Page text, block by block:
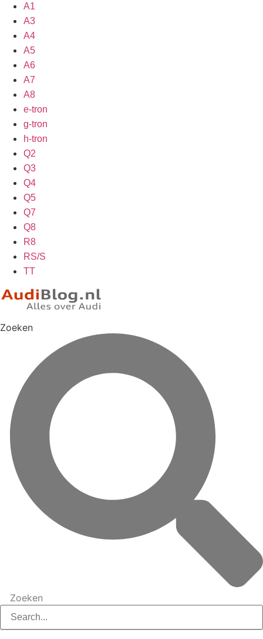
A1
A3
A4
A5
A6
A7
A8
e-tron
g-tron
h-tron
Q2
Q3
Q4
Q5
Q7
Q8
R8
RS/S
TT
Zoeken
Zoeken